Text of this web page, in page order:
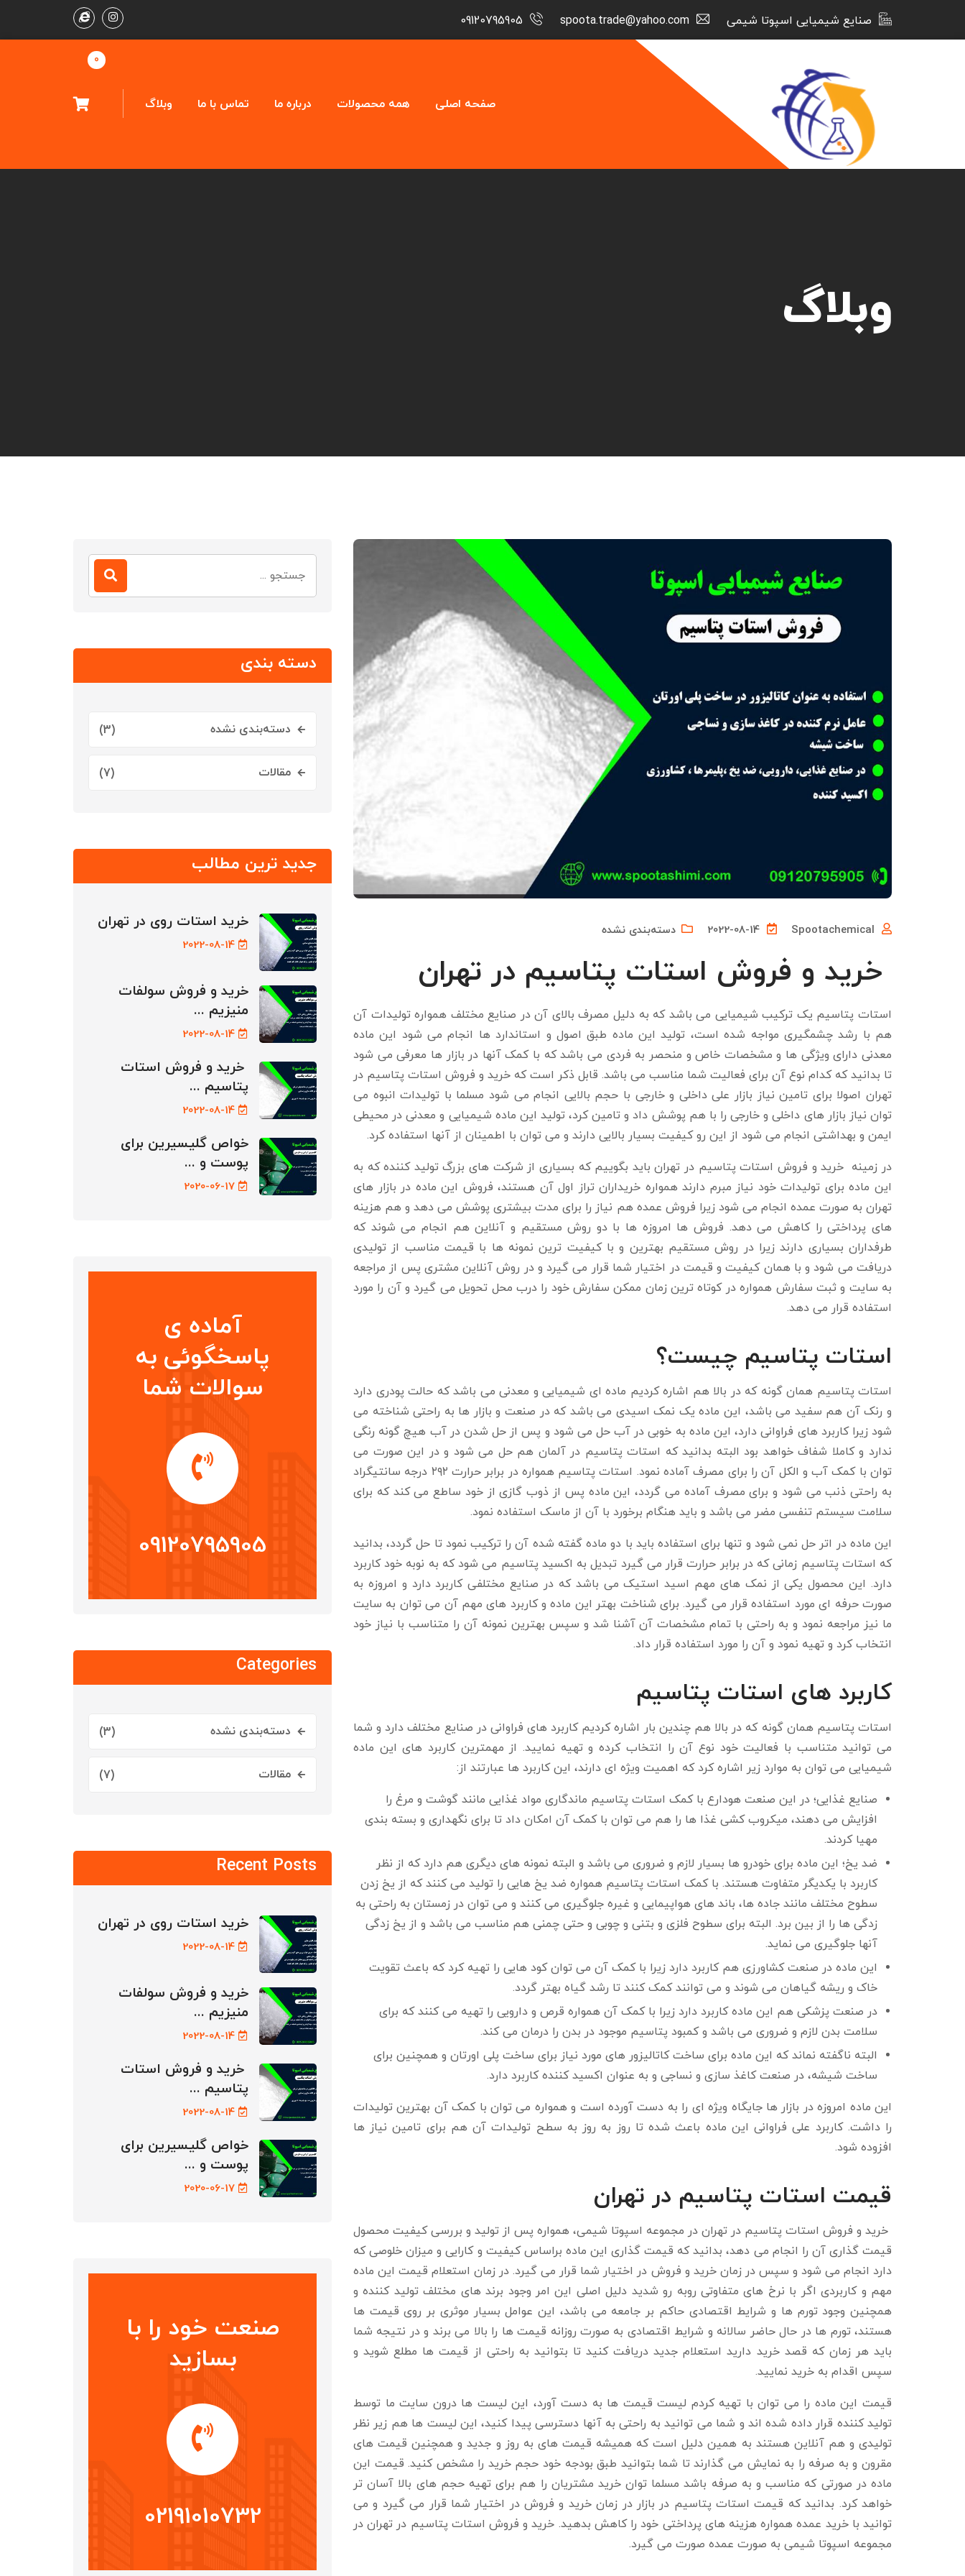
صنایع شیمیایی اسپوتا شیمی spoota.trade@yahoo.com
09120795905
صفحه اصلی همه محصولات درباره ما تماس با ما وبلاگ
0
وبلاگ
Spootachemical
2022-08-14 دسته‌بندی نشده
خرید و فروش استات پتاسیم در تهران
استات پتاسیم یک ترکیب شیمیایی می باشد که به دلیل مصرف بالای آن در صنایع مختلف همواره تولیدات آن
هم با رشد چشمگیری مواجه شده است، تولید این ماده طبق اصول و استاندارد ها انجام می شود این ماده
معدنی دارای ویژگی ها و مشخصات خاص و منحصر به فردی می باشد که با کمک آنها در بازار ها معرفی می شود
تا بدانید که کدام نوع آن برای فعالیت شما مناسب می باشد. قابل ذکر است که خرید و فروش استات پتاسیم در
تهران اصولا برای تامین نیاز بازار علی داخلی و خارجی با حجم بالایی انجام می شود مسلما با تولیدات انبوه می
توان نیاز بازار های داخلی و خارجی را با هم پوشش داد و تامین کرد، تولید این ماده شیمیایی و معدنی در محیطی
ایمن و بهداشتی انجام می شود از این رو کیفیت بسیار بالایی دارند و می توان با اطمینان از آنها استفاده کرد.
در زمینه خرید و فروش استات پتاسیم در تهران باید بگوییم که بسیاری از شرکت های بزرگ تولید کننده که به
این ماده برای تولیدات خود نیاز مبرم دارند همواره خریداران تراز اول آن هستند، فروش این ماده در بازار های
تهران به صورت عمده انجام می شود زیرا فروش عمده هم نیاز را برای مدت بیشتری پوشش می دهد و هم هزینه
های پرداختی را کاهش می دهد. فروش ها امروزه ها با دو روش مستقیم و آنلاین هم انجام می شوند که
طرفداران بسیاری دارند زیرا در روش مستقیم بهترین و با کیفیت ترین نمونه ها با قیمت مناسب از تولیدی
دریافت می شود و با همان کیفیت و قیمت در اختیار شما قرار می گیرد و در روش آنلاین مشتری پس از مراجعه
به سایت و ثبت سفارش همواره در کوتاه ترین زمان ممکن سفارش خود را درب محل تحویل می گیرد و آن را مورد
استفاده قرار می دهد.
استات پتاسیم چیست؟
استات پتاسیم همان گونه که در بالا هم اشاره کردیم ماده ای شیمیایی و معدنی می باشد که حالت پودری دارد
و رنک آن هم سفید می باشد، این ماده یک نمک اسیدی می باشد که در صنعت و بازار ها به راحتی شناخته می
شود زیرا کاربرد های فراوانی دارد، این ماده به خوبی در آب حل می شود و پس از حل شدن در آب هیچ گونه رنگی
ندارد و کاملا شفاف خواهد بود البته بدانید که استات پتاسیم در آلمان هم حل می شود و در این صورت می
توان با کمک آب و الکل آن را برای مصرف آماده نمود. استات پتاسیم همواره در برابر حرارت ۲۹۲ درجه سانتیگراد
به راحتی ذنب می شود و برای مصرف آماده می گردد، این ماده پس از ذوب گازی از خود ساطع می کند که برای
سلامت سیستم تنفسی مضر می باشد و باید هنگام برخورد با آن از ماسک استفاده نمود.
این ماده در اتر حل نمی شود و تنها برای استفاده باید با دو ماده گفته شده آن را ترکیب نمود تا حل گردد، بدانید
که استات پتاسیم زمانی که در برابر حرارت قرار می گیرد تبدیل به اکسید پتاسیم می شود که به نوبه خود کاربرد
دارد. این محصول یکی از نمک های مهم اسید استیک می باشد که در صنایع مختلفی کاربرد دارد و امروزه به
صورت حرفه ای مورد استفاده قرار می گیرد. برای شناخت بهتر این ماده و کاربرد های مهم آن می توان به سایت
ما نیز مراجعه نمود و به راحتی با تمام مشخصات آن آشنا شد و سپس بهترین نمونه آن را متناسب با نیاز خود
انتخاب کرد و تهیه نمود و آن را مورد استفاده قرار داد.
کاربرد های استات پتاسیم
استات پتاسیم همان گونه که در بالا هم چندین بار اشاره کردیم کاربرد های فراوانی در صنایع مختلف دارد و شما
می توانید متناسب با فعالیت خود نوع آن را انتخاب کرده و تهیه نمایید. از مهمترین کاربرد های این ماده
شیمیایی می توان به موارد زیر اشاره کرد که اهمیت ویژه ای دارند، این کاربرد ها عبارتند از:
صنایع غذایی؛ در این صنعت هودارع با کمک استات پتاسیم ماندگاری مواد غذایی مانند گوشت و مرغ را
افزایش می دهند، میکروب کشی غذا ها را هم می توان با کمک آن امکان داد تا برای نگهداری و بسته بندی
مهیا کردند.
ضد یخ؛ این ماده برای خودرو ها بسیار لازم و ضروری می باشد و البته نمونه های دیگری هم دارد که از نظر
کاربرد با یکدیگر متفاوت هستند. با کمک استات پتاسیم همواره ضد یخ هایی را تولید می کنند که از یخ زدن
سطوح مختلف مانند جاده ها، باند های هواپیمایی و غیره جلوگیری می کنند و می توان در زمستان به راحتی به
زدگی ها را از بین برد. البته برای سطوح فلزی و بتنی و چوبی و حتی چمنی هم مناسب می باشد و از یخ زدگی
آنها جلوگیری می نماید.
این ماده در صنعت کشاورزی هم کاربرد دارد زیرا با کمک آن می توان کود هایی را تهیه کرد که باعث تقویت
خاک و ریشه گیاهان می شوند و می توانند کمک کنند تا رشد گیاه بهتر گردد.
در صنعت پزشکی هم این ماده کاربرد دارد زیرا با کمک آن همواره قرص و دارویی را تهیه می کنند که برای
سلامت بدن لازم و ضروری می باشد و کمبود پتاسیم موجود در بدن را درمان می کند.
البته ناگفته نماند که این ماده برای ساخت کاتالیزور های مورد نیاز برای ساخت پلی اورتان و همچنین برای
ساخت شیشه، در صنعت کاغذ سازی و نساجی و به عنوان اکسید کننده کاربرد دارد.
این ماده امروزه در بازار ها جایگاه ویژه ای را به دست آورده است و همواره می توان با کمک آن بهترین تولیدات
را داشت. کاربرد علی فراوانی این ماده باعث شده تا روز به روز به سطح تولیدات آن هم برای تامین نیاز ها
افزوده شود.
قیمت استات پتاسیم در تهران
خرید و فروش استات پتاسیم در تهران در مجموعه اسپوتا شیمی، همواره پس از تولید و بررسی کیفیت محصول
قیمت گذاری آن را انجام می دهد، بدانید که قیمت گذاری این ماده براساس کیفیت و کارایی و میزان خلوصی که
دارد انجام می شود و سپس در زمان خرید و فروش در اختیار شما قرار می گیرد. در زمان استعلام قیمت این ماده
مهم و کاربردی اگر با نرخ های متفاوتی روبه رو شدید دلیل اصلی این امر وجود برند های مختلف تولید کننده و
همچنین وجود تورم ها و شرایط اقتصادی حاکم بر جامعه می باشد، این عوامل بسیار موثری بر روی قیمت ها
هستند، تورم ها در حال حاضر سالانه و شرایط اقتصادی به صورت روزانه قیمت ها را بالا می برند و در نتیجه شما
باید هر زمان که قصد خرید دارید استعلام جدید دریافت کنید تا بتوانید به راحتی از قیمت ها مطلع شوید و
سپس اقدام به خرید نمایید.
قیمت این ماده را می توان با تهیه کردم لیست قیمت ها به دست آورد، این لیست ها درون سایت ما توسط
تولید کننده قرار داده شده اند و شما می توانید به راحتی به آنها دسترسی پیدا کنید، این لیست ها هم زیر نظر
تولیدی و هم آنلاین هستند به همین دلیل است که همیشه قیمت های به روز و جدید و همچنین قیمت های
مقرون و به صرفه را به نمایش می گذارند تا شما بتوانید طبق بودجه خود حجم خرید را مشخص کنید. قیمت این
ماده در صورتی که مناسب و به صرفه باشد مسلما توان خرید مشتریان را هم برای تهیه حجم های بالا آسان تر
خواهد کرد. بدانید که قیمت استات پتاسیم در بازار در زمان خرید و فروش در اختیار شما قرار می گیرد و می
توانید با خرید عمده همواره هزینه های پرداختی خود را کاهش بدهید. خرید و فروش استات پتاسیم در تهران در
مجموعه اسپوتا شیمی به صورت عمده صورت می گیرد.
برای:
دسته بندی
دسته‌بندی نشده (3)
مقالات (7)
جدید ترین مطالب
خرید استات روی در تهران
2022-08-14
خرید و فروش سولفات
منیزیم ...
2022-08-14
خرید و فروش استات
پتاسیم ...
2022-08-14
خواص گلیسیرین برای
پوست و ...
2020-06-17
آماده ی
پاسخگوئی به
سوالات شما
09120795905
Categories
دسته‌بندی نشده (3)
مقالات (7)
Recent Posts
خرید استات روی در تهران
2022-08-14
خرید و فروش سولفات
منیزیم ...
2022-08-14
خرید و فروش استات
پتاسیم ...
2022-08-14
خواص گلیسیرین برای
پوست و ...
2020-06-17
صنعت خود را با
بسازید
02191010732